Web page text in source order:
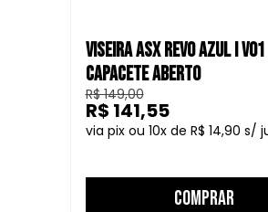
VISEIRA ASX REVO AZUL I V01
CAPACETE ABERTO
R$ 149,00
10
R$ 14,90
R$ 141,55
COMPRAR